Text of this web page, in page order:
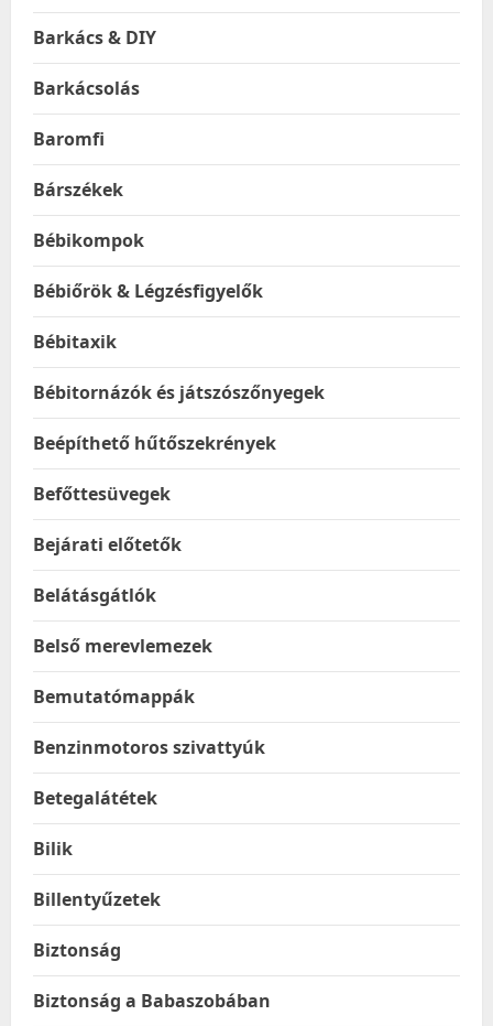
Barkács & DIY
Barkácsolás
Baromfi
Bárszékek
Bébikompok
Bébiőrök & Légzésfigyelők
Bébitaxik
Bébitornázók és játszószőnyegek
Beépíthető hűtőszekrények
Befőttesüvegek
Bejárati előtetők
Belátásgátlók
Belső merevlemezek
Bemutatómappák
Benzinmotoros szivattyúk
Betegalátétek
Bilik
Billentyűzetek
Biztonság
Biztonság a Babaszobában